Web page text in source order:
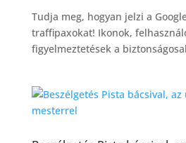
Tudja meg, hogyan jelzi a
traffipaxokat! Ikonok,
figyelmeztetések a